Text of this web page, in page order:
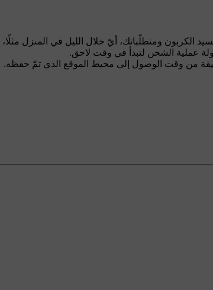
الكربون ومتطلّباتك، أيّ خلال الليل في المنزل
عملية الشحن لتبدأ في وقت لاحق.